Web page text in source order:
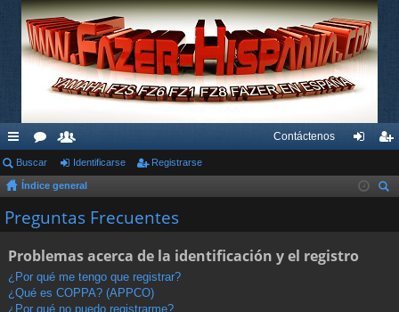
nl
ac
es
do
or
os
su
ari
os
Contáctenos
nti ist
Buscar Identificarse Registrarse
Índice general
Preguntas Frecuentes
Problemas acerca de la identificación y el registro
¿Por qué me tengo que registrar?
¿Qué es COPPA? (APPCO)
¿Por qué no puedo registrarme?